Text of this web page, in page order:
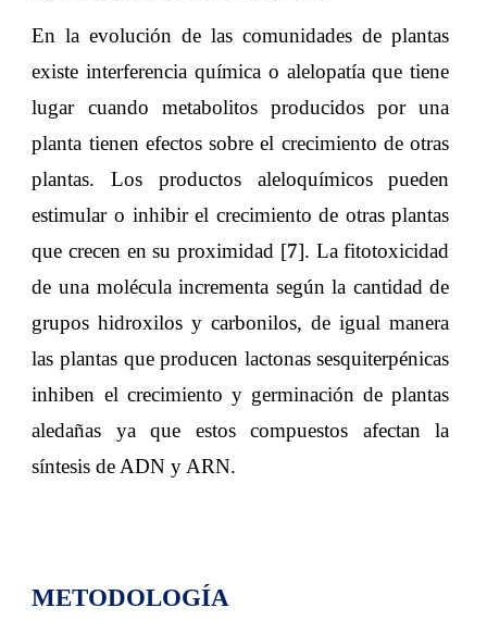
En la evolución de las comunidades de plantas
existe interferencia química o alelopatía que tiene
lugar cuando metabolitos producidos por una
planta tienen efectos sobre el crecimiento de otras
plantas. Los productos aleloquímicos pueden
estimular o inhibir el crecimiento de otras plantas
que crecen en su proximidad [7]. La fitotoxicidad
de una molécula incrementa según la cantidad de
grupos hidroxilos y carbonilos, de igual manera
las plantas que producen lactonas sesquiterpénicas
inhiben el crecimiento y germinación de plantas
aledañas ya que estos compuestos afectan la
síntesis de ADN y ARN.
METODOLOGÍA